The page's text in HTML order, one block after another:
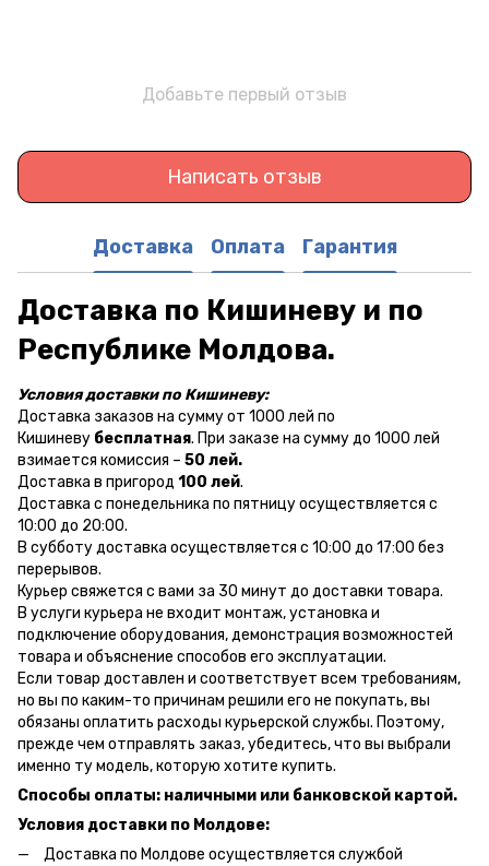
Добавьте первый отзыв
Написать отзыв
Доставка Оплата Гарантия
Доставка по Кишиневу и по
Республике Молдова.
Условия доставки по Кишиневу:
Доставка заказов на сумму от 1000 лей по
Кишиневу бесплатная. При заказе на сумму до 1000 лей
взимается комиссия – 50 лей.
Доставка в пригород 100 лей.
Доставка с понедельника по пятницу осуществляется с
10:00 до 20:00.
В субботу доставка осуществляется с 10:00 до 17:00 без
перерывов.
Курьер свяжется с вами за 30 минут до доставки товара.
В услуги курьера не входит монтаж, установка и
подключение оборудования, демонстрация возможностей
товара и объяснение способов его эксплуатации.
Если товар доставлен и соответствует всем требованиям,
но вы по каким-то причинам решили его не покупать, вы
обязаны оплатить расходы курьерской службы. Поэтому,
прежде чем отправлять заказ, убедитесь, что вы выбрали
именно ту модель, которую хотите купить.
Способы оплаты: наличными или банковской картой.
Условия доставки по Молдове:
Доставка по Молдове осуществляется службой